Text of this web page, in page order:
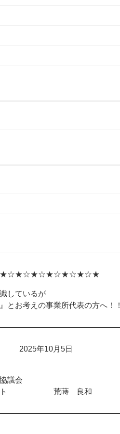
ているが
お考えの事業所代表の方へ！！
2025年10月5日
会
荒蒔 良和